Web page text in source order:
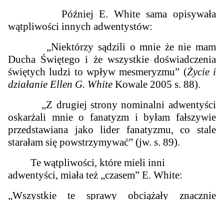
Później E. White sama opisywała
wątpliwości innych adwentystów:
„Niektórzy sądzili o mnie że nie mam
Ducha Świętego i że wszystkie doświadczenia
świętych ludzi to wpływ mesmeryzmu” (Życie i
działanie Ellen G. White Kowale 2005 s. 88).
„Z drugiej strony nominalni adwentyści
oskarżali mnie o fanatyzm i byłam fałszywie
przedstawiana jako lider fanatyzmu, co stale
starałam się powstrzymywać” (jw. s. 89).
Te wątpliwości, które mieli inni
adwentyści, miała też „czasem” E. White:
„Wszystkie te sprawy obciążały znacznie